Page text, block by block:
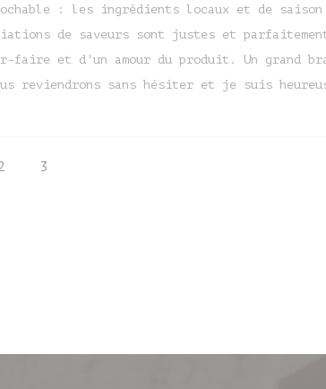
: les ingrédients locaux et de saison
de saveurs sont justes et
faire et d'un amour du produit. Un grand
reviendrons sans hésiter et je suis
3